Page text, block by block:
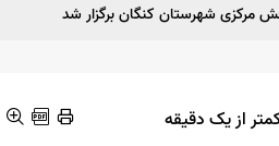
مرکزی شهرستان کنگان برگزار شد
از یک دقیقه